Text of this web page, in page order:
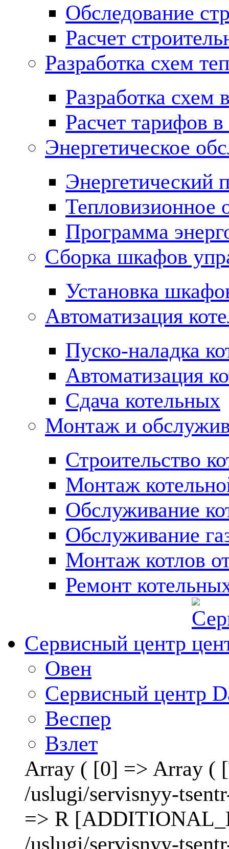
Обследование
Расчет
Разработка схем
Разработка схем
Расчет тарифов
Энергетическое
Энергетический
Тепловизионное
Программа
Сборка шкафов
Установка
Автоматизация
Пуско-наладка
Автоматизация
Сдача котельных
Монтаж и
Строительство
Монтаж
Обслуживание
Обслуживание
Монтаж котлов
Ремонт
Сервисный центр
Овен
Сервисный центр
Веспер
Взлет
Array ( [0] => Array
/uslugi/servisnyy-
=> R
/uslugi/servisnyy-